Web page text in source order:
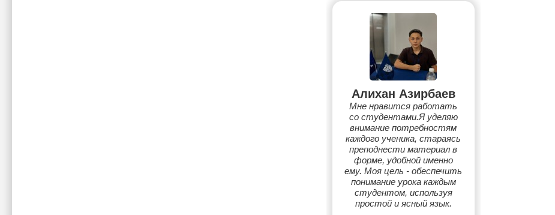
Алихан Азирбаев
Мне нравится работать
со студентами.Я уделяю
внимание потребностям
каждого ученика, стараясь
преподнести материал в
форме, удобной именно
ему. Моя цель - обеспечить
понимание урока каждым
студентом, используя
простой и ясный язык.